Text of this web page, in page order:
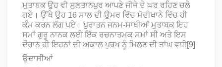
ਮੁਤਾਬਕ ਉਹ ਵੀ ਸੁਲਤਾਨਪੁਰ ਆਪਣੇ ਜੀਜੇ ਦੇ ਘਰ ਰਹਿਣ ਚਲੇ
ਗਏ। ਉੱਥੇ ਉਹ 16 ਸਾਲ ਦੀ ਉਮਰ ਵਿੱਚ ਮੋਦੀਖਾਨੇ ਵਿੱਚ ਹੀ
ਕੰਮ ਕਰਨ ਲੱਗ ਪਏ। ਪੁਰਾਤਨ ਜਨਮ-ਸਾਖੀਆਂ ਮੁਤਾਬਕ ਇਹ
ਸਮਾਂ ਗੁਰੂ ਨਾਨਕ ਲਈ ਇੱਕ ਰਚਨਾਤਮਕ ਸਮਾਂ ਸੀ ਅਤੇ ਇਸ
ਦੌਰਾਨ ਹੀ ਇਹਨਾਂ ਦੀ ਅਕਾਲ ਪੁਰਖ ਨੂੰ ਮਿਲਣ ਦੀ ਤਾਂਘ ਵਧੀ[9]
ਉਦਾਸੀਆਂ